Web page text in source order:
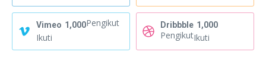
Vimeo 1,000Pengikut
Ikuti
Dribbble 1,000
PengikutIkuti